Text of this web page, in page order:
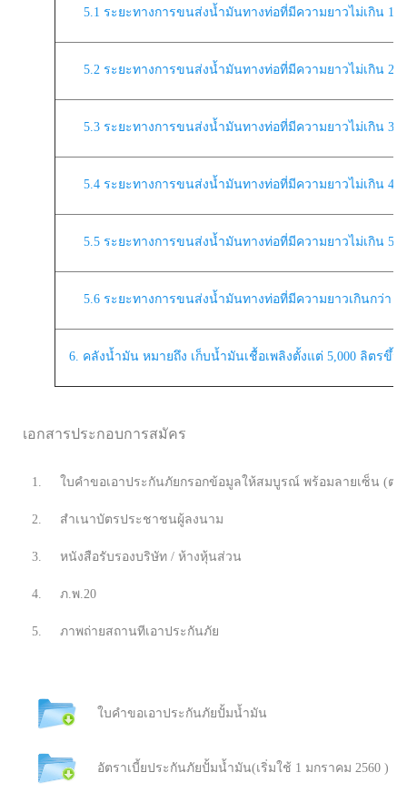
5.1 ระยะทางการขนส่งน้ำมันทางท่อที่มีความยาวไม่เกิน 10
5.2 ระยะทางการขนส่งน้ำมันทางท่อที่มีความยาวไม่เกิน 20
5.3 ระยะทางการขนส่งน้ำมันทางท่อที่มีความยาวไม่เกิน 30
5.4 ระยะทางการขนส่งน้ำมันทางท่อที่มีความยาวไม่เกิน 40
5.5 ระยะทางการขนส่งน้ำมันทางท่อที่มีความยาวไม่เกิน 50
5.6 ระยะทางการขนส่งน้ำมันทางท่อที่มีความยาวเกินกว่า
6. คลังน้ำมัน หมายถึง เก็บน้ำมันเชื้อเพลิงตั้งแต่ 5,000 ลิตรขึ้น
เอกสารประกอบการสมัคร
1. ใบคำขอเอาประกันภัยกรอกข้อมูลให้สมบูรณ์ พร้อมลายเซ็น (ตร
2. สำเนาบัตรประชาชนผู้ลงนาม
3. หนังสือรับรองบริษัท / ห้างหุ้นส่วน
4. ภ.พ.20
5. ภาพถ่ายสถานทีเอาประกันภัย
ใบคำขอเอาประกันภัยปั้มน้ำมัน
อัตราเบี้ยประกันภัยปั้มน้ำมัน(เริ่มใช้ 1 มกราคม 2560 )